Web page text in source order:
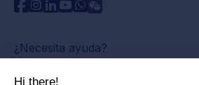
¿Necesita ayuda?
Contáctenos